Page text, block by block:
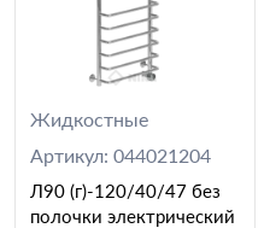
Жидкостные
Артикул: 044021204
Л90 (г)-120/40/47 без
полочки электрический